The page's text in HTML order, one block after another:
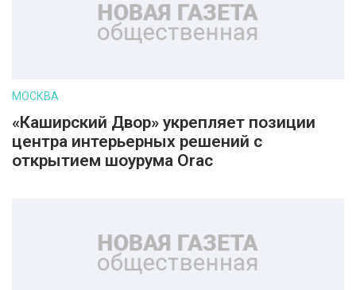
МОСКВА
«Каширский Двор» укрепляет позиции
центра интерьерных решений с
открытием шоурума Orac